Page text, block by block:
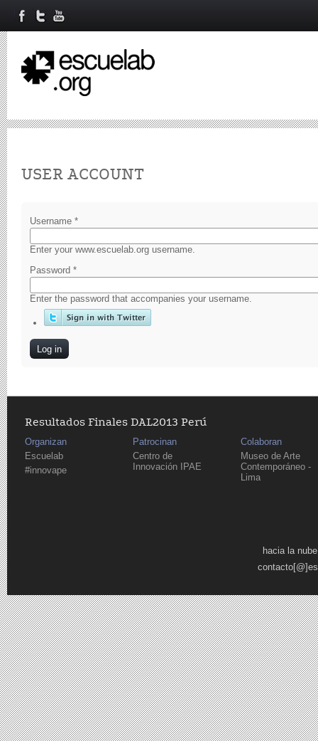
USER ACCOUNT
Username *
Enter your www.escuelab.org username.
Password *
Enter the password that accompanies your username.
Resultados Finales DAL2013 Perú
Organizan
Escuelab
#innovape
Patrocinan
Centro de
Innovación IPAE
Colaboran
Museo de Arte
Contemporáneo -
Lima
hacia la